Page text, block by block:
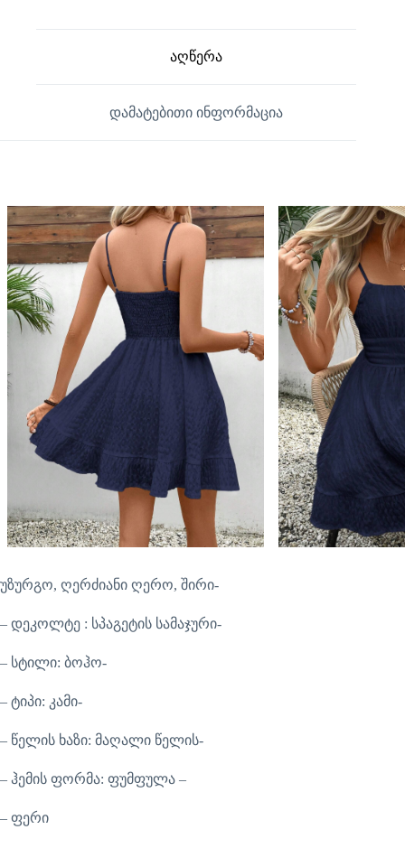
აღწერა
დამატებითი ინფორმაცია
უზურგო, ღერძიანი ღერო, შირი-
– დეკოლტე : სპაგეტის სამაჯური-
– სტილი: ბოჰო-
– ტიპი: კამი-
– წელის ხაზი: მაღალი წელის-
– ჰემის ფორმა: ფუმფულა –
– ფერი